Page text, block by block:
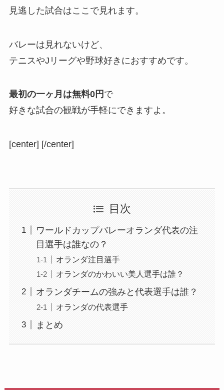
見逃した試合はここで見れます。
バレーは見れないけど、
テニスやJリーグや野球好きにおすすめです。
最初の一ヶ月は無料0円 で
好きな試合の観戦が手軽にできますよ。
[center] [/center]
目次
ワールドカップバレーオランダ代表の注
目選手は誰なの？
オランダ注目選手
オランダのかわいい美人選手は誰？
オランダチームの強みと代表選手は誰？
オランダの代表選手
まとめ